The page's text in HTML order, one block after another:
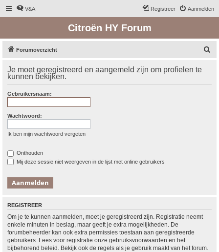
V&A Aanmelden
Registreer
Citroën HY Forum
Forumoverzicht
k
Je moet geregistreerd en aangemeld zijn om profielen te
kunnen bekijken.
Gebruikersnaam:
Wachtwoord:
Ik ben mijn wachtwoord vergeten
Onthouden
Mij deze sessie niet weergeven in de lijst met online gebruikers
REGISTREER
Om je te kunnen aanmelden, moet je geregistreerd zijn. Registratie neemt
enkele minuten in beslag, maar geeft je extra mogelijkheden. De
forumbeheerder kan ook extra permissies toestaan aan geregistreerde
gebruikers. Lees voor registratie onze gebruiksvoorwaarden en het
bijbehorend beleid. Bekijk ook de regels als je gebruik maakt van het forum.